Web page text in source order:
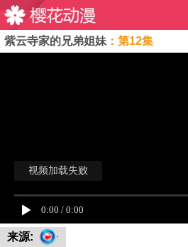
紫云寺家的兄弟姐妹 ：第12集
来源: